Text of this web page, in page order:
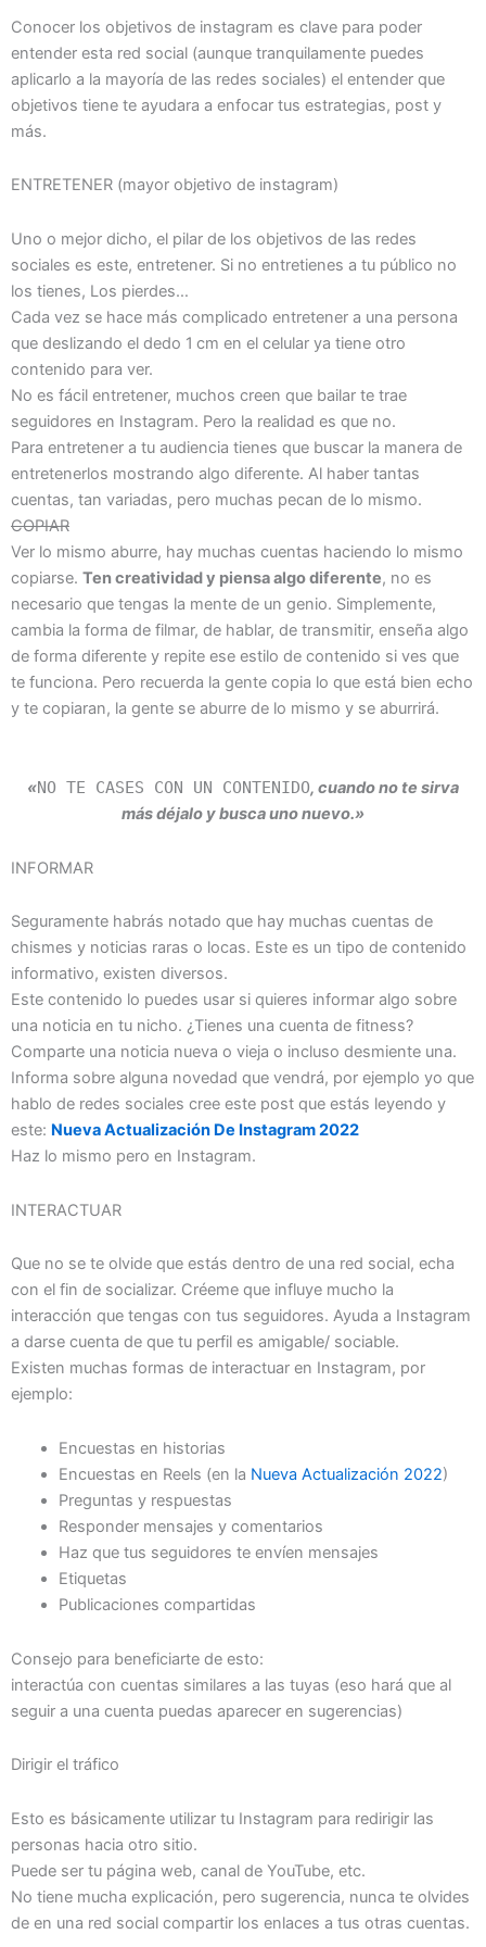
Conocer los objetivos de instagram es clave para poder
entender esta red social (aunque tranquilamente puedes
aplicarlo a la mayoría de las redes sociales) el entender que
objetivos tiene te ayudara a enfocar tus estrategias, post y
más.
ENTRETENER (mayor objetivo de instagram)
Uno o mejor dicho, el pilar de los objetivos de las redes
sociales es este, entretener. Si no entretienes a tu público no
los tienes, Los pierdes…
Cada vez se hace más complicado entretener a una persona
que deslizando el dedo 1 cm en el celular ya tiene otro
contenido para ver.
No es fácil entretener, muchos creen que bailar te trae
seguidores en Instagram. Pero la realidad es que no.
Para entretener a tu audiencia tienes que buscar la manera de
entretenerlos mostrando algo diferente. Al haber tantas
cuentas, tan variadas, pero muchas pecan de lo mismo.
COPIAR
Ver lo mismo aburre, hay muchas cuentas haciendo lo mismo
copiarse. Ten creatividad y piensa algo diferente, no es
necesario que tengas la mente de un genio. Simplemente,
cambia la forma de filmar, de hablar, de transmitir, enseña algo
de forma diferente y repite ese estilo de contenido si ves que
te funciona. Pero recuerda la gente copia lo que está bien echo
y te copiaran, la gente se aburre de lo mismo y se aburrirá.
«NO TE CASES CON UN CONTENIDO, cuando no te sirva
más déjalo y busca uno nuevo.»
INFORMAR
Seguramente habrás notado que hay muchas cuentas de
chismes y noticias raras o locas. Este es un tipo de contenido
informativo, existen diversos.
Este contenido lo puedes usar si quieres informar algo sobre
una noticia en tu nicho. ¿Tienes una cuenta de fitness?
Comparte una noticia nueva o vieja o incluso desmiente una.
Informa sobre alguna novedad que vendrá, por ejemplo yo que
hablo de redes sociales cree este post que estás leyendo y
este: Nueva Actualización De Instagram 2022
Haz lo mismo pero en Instagram.
INTERACTUAR
Que no se te olvide que estás dentro de una red social, echa
con el fin de socializar. Créeme que influye mucho la
interacción que tengas con tus seguidores. Ayuda a Instagram
a darse cuenta de que tu perfil es amigable/ sociable.
Existen muchas formas de interactuar en Instagram, por
ejemplo:
Encuestas en historias
Encuestas en Reels (en la Nueva Actualización 2022)
Preguntas y respuestas
Responder mensajes y comentarios
Haz que tus seguidores te envíen mensajes
Etiquetas
Publicaciones compartidas
Consejo para beneficiarte de esto:
interactúa con cuentas similares a las tuyas (eso hará que al
seguir a una cuenta puedas aparecer en sugerencias)
Dirigir el tráfico
Esto es básicamente utilizar tu Instagram para redirigir las
personas hacia otro sitio.
Puede ser tu página web, canal de YouTube, etc.
No tiene mucha explicación, pero sugerencia, nunca te olvides
de en una red social compartir los enlaces a tus otras cuentas.